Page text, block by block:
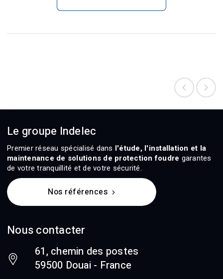
Le groupe Indelec
Premier réseau spécialisé dans l'étude, l'installation et la
maintenance de solutions de protection foudre garantes
de votre tranquillité et de votre sécurité.
Nos références
Nous contacter
61, chemin des postes
59500 Douai - France